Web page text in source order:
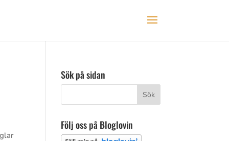
Sök på sidan
Följ oss på Bloglovin